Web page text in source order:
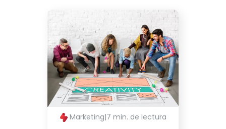
Marketing|7 min. de lectura